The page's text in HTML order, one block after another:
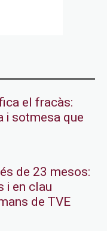
el fracàs:
i sotmesa que
de 23 mesos:
i en clau
de TVE